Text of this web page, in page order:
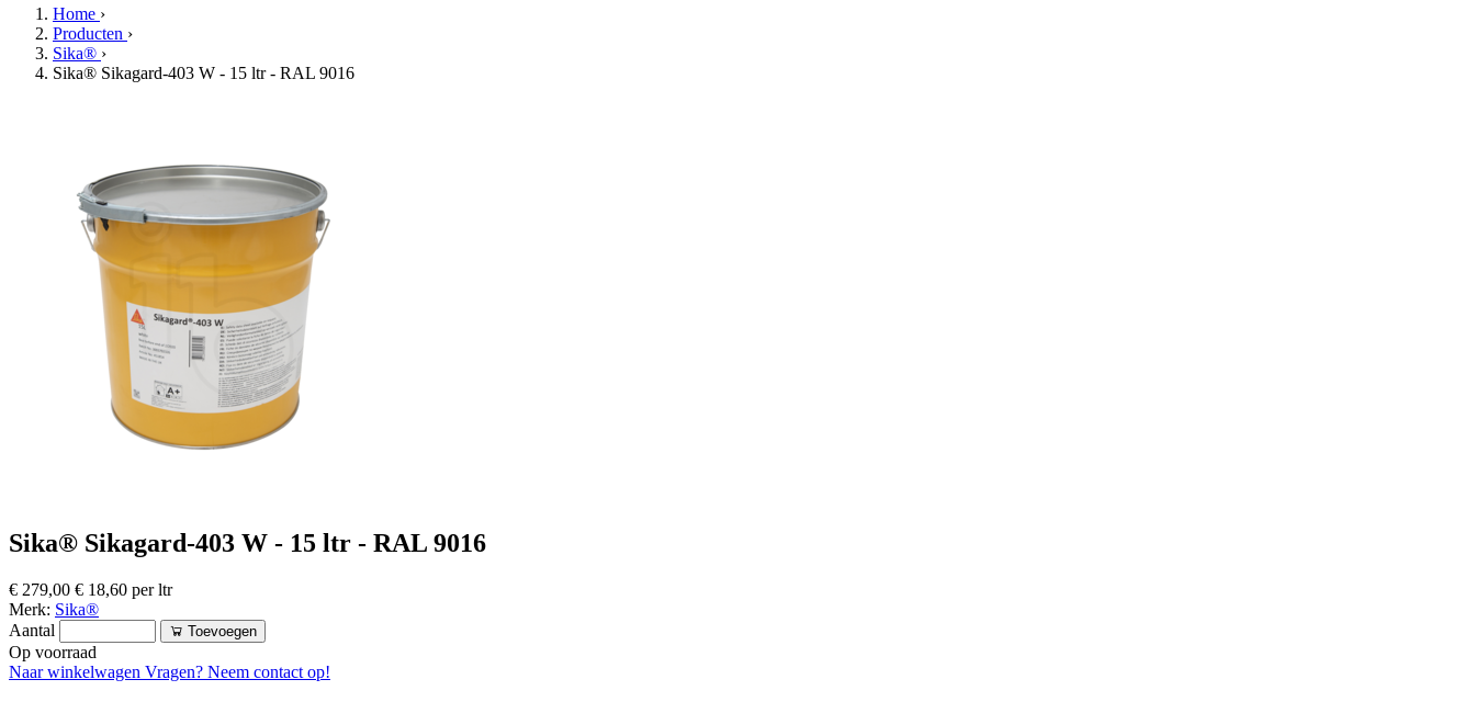
Home ›
Producten ›
Sika® ›
Sika® Sikagard-403 W - 15 ltr - RAL 9016
Sika® Sikagard-403 W - 15 ltr - RAL 9016
€ 279,00 € 18,60 per ltr
Merk: Sika®
Aantal
Toevoegen
Op voorraad
Naar winkelwagen Vragen? Neem contact op!